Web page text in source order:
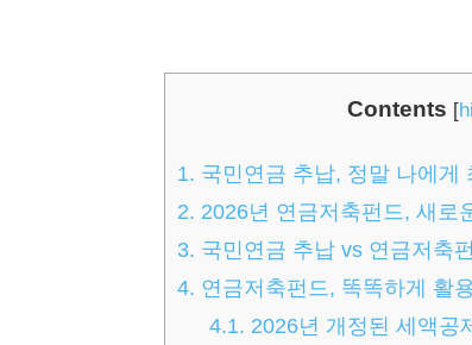
Contents [
1. 국민연금 추납, 정말 나에게
2. 2026년 연금저축펀드, 새로
3. 국민연금 추납 vs 연금저축
4. 연금저축펀드, 똑똑하게 활
4.1. 2026년 개정된 세액공